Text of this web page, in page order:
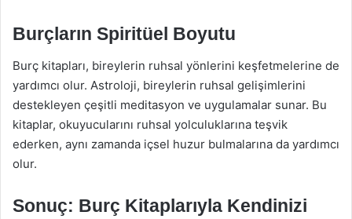
Burçların Spiritüel Boyutu
Burç kitapları, bireylerin ruhsal yönlerini keşfetmelerine de
yardımcı olur. Astroloji, bireylerin ruhsal gelişimlerini
destekleyen çeşitli meditasyon ve uygulamalar sunar. Bu
kitaplar, okuyucularını ruhsal yolculuklarına teşvik
ederken, aynı zamanda içsel huzur bulmalarına da yardımcı
olur.
Sonuç: Burç Kitaplarıyla Kendinizi